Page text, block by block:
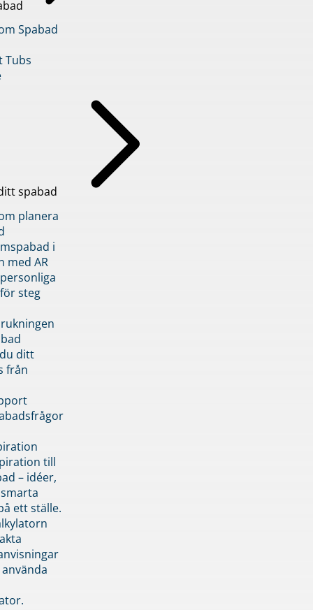
Spabad
Tubs
spabad
planera
i
med AR
steg
ditt
från
till
– idéer,
ett ställe.